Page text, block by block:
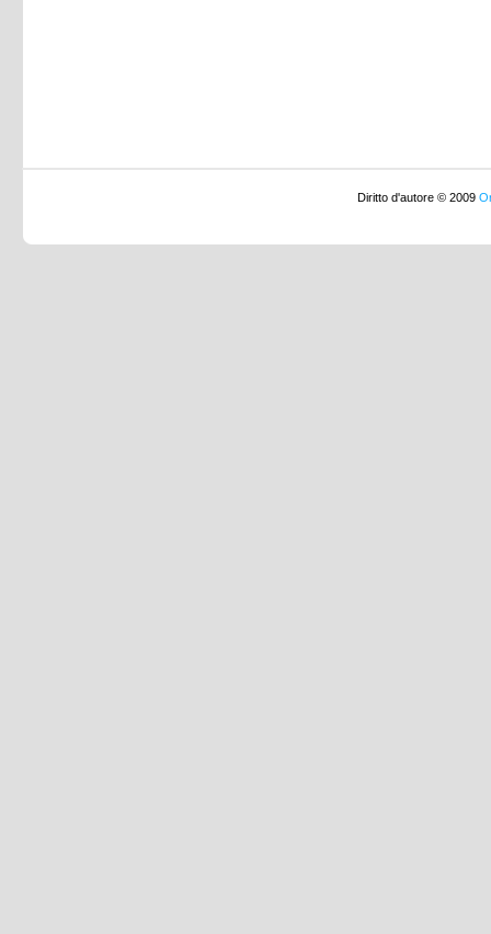
Diritto d'autore © 2009